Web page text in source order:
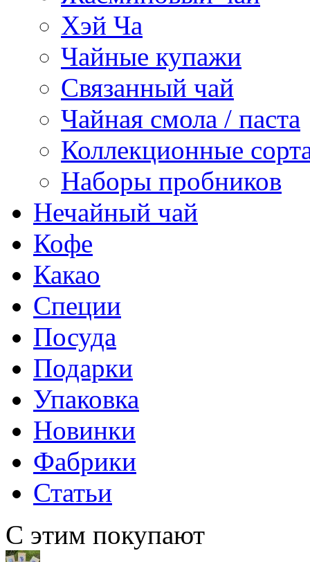
Хэй Ча
Чайные купажи
Связанный чай
Чайная смола / паста
Коллекционные
Наборы пробников
Нечайный чай
Кофе
Какао
Специи
Посуда
Подарки
Упаковка
Новинки
Фабрики
Статьи
С этим покупают